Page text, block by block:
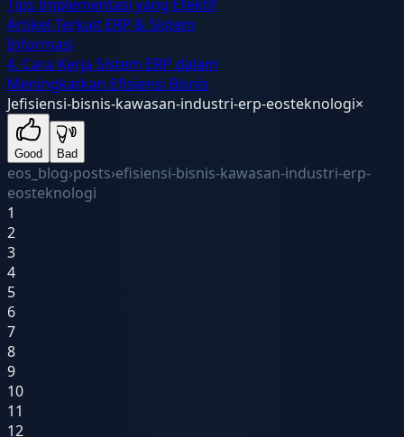
Tips Implementasi yang Efektif
Artikel Terkait ERP & Sistem
Informasi
4. Cara Kerja Sistem ERP dalam
Meningkatkan Efisiensi Bisnis
Jefisiensi-bisnis-kawasan-industri-erp-eosteknologi×
Good Bad
eos_blog›posts›efisiensi-bisnis-kawasan-industri-erp-
eosteknologi
1
2
3
4
5
6
7
8
9
10
11
12